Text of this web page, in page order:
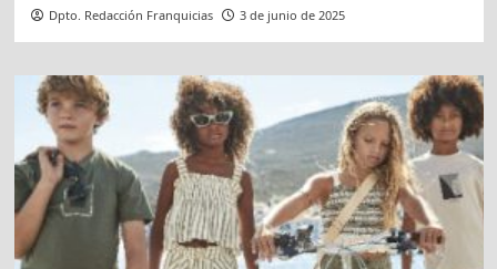
Dpto. Redacción Franquicias 3 de junio de 2025